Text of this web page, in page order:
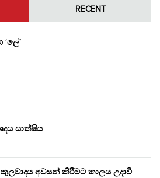
RECENT
සාක්ෂිය
අවසන් කිරීමට කාලය උදාවී